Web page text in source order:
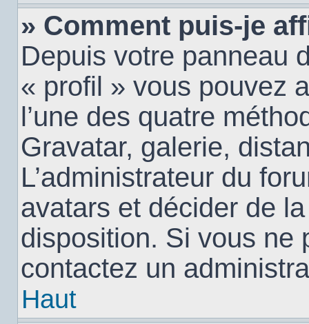
» Comment puis-je
Depuis votre panneau
« profil » vous pouvez
l’une des quatre
Gravatar, galerie,
L’administrateur du
avatars et décider de
disposition. Si vous ne
contactez un
Haut